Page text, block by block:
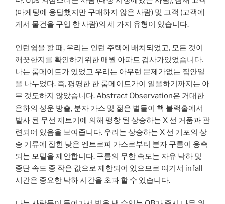
(마케팅에 응답했지만 구매하지 않은 사람) 및 고객 (고객에
게서 물건을 구입 한 사람)의 세 가지 유형이 있습니다.
인턴쉽을 할 때, 우리는 인턴 주택에 배치되었고, 모든 것이
깨끗한지를 확인하기위한 매월 아파트 검사가있었습니다.
나는 룸메이트가 있었고 우리는 아무런 문제가없는 집안일
을 나누었다. 즉, 평평한 한 룸메이트가이 일을하기까지는 아
무 것도하지 않았습니다. Abstract Observation은 거대한
은하의 성운 방출, 분자 가스 및 젊은 별들이 핵 블랙홀에서
발사 된 무선 제트기에 의해 팽창 된 상승하는 X 선 거품과 관
련되어 있음을 보여줍니다. 우리는 상승하는 X 선 기포의 상
승 기류에 잡힌 낮은 엔트로피 가스로부터 분자 구름이 응축
되는 모델을 제안합니다. 구름의 무한 속도는 자유 낙하 및
종단 속도 중 작은 값으로 제한되어 있으므로 여기서 infall
시간은 중요한 낙하 시간을 초과 할 수 있습니다.